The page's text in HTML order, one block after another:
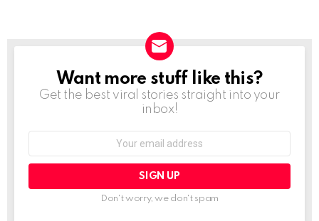
NEWSLETTER
Want more stuff like this?
Get the best viral stories straight into your
inbox!
Don't worry, we don't spam